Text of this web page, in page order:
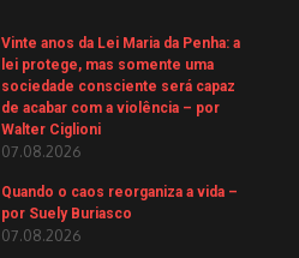
Vinte anos da Lei Maria da Penha: a
lei protege, mas somente uma
sociedade consciente será capaz
de acabar com a violência – por
Walter Ciglioni
07.08.2026
Quando o caos reorganiza a vida –
por Suely Buriasco
07.08.2026